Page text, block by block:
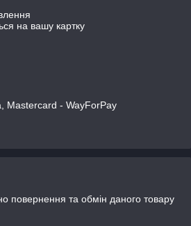
на вашу картку
Mastercard - WayForPay
повернення та обмін даного товару